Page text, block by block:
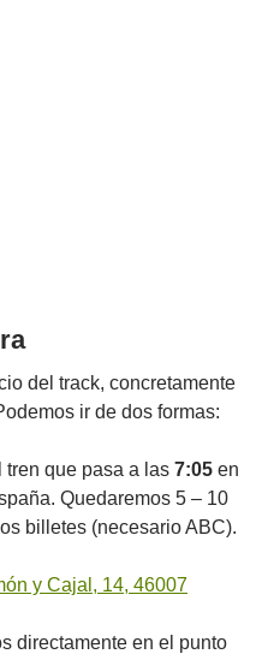
del track, concretamente
ir de dos formas:
tren que pasa a las 7:05 en
Quedaremos 5 – 10
billetes (necesario ABC).
directamente en el punto